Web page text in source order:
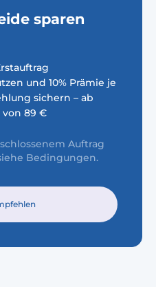
sparen
und 10% Prämie je
sichern – ab
89 €
Auftrag
Bedingungen.